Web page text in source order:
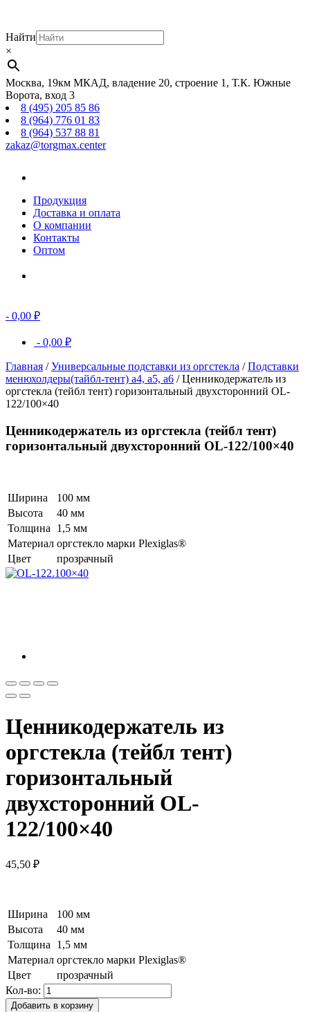
Найти
×
Москва, 19км МКАД, владение 20, строение 1, Т.К. Южные
Ворота, вход 3
8 (495) 205 85 86
8 (964) 776 01 83
8 (964) 537 88 81
zakaz@torgmax.center
Продукция
Доставка и оплата
О компании
Контакты
Оптом
- 0,00 ₽
- 0,00 ₽
Главная /Универсальные подставки из оргстекла /Подставки
менюхолдеры(тайбл-тент) а4, а5, а6 / Ценникодержатель из
оргстекла (тейбл тент) горизонтальный двухсторонний OL-
122/100×40
Ценникодержатель из оргстекла (тейбл тент)
горизонтальный двухсторонний OL-122/100×40
Ширина
100 мм
Высота
40 мм
Толщина 1,5 мм
Материал оргстекло марки Plexiglas®
Цвет
прозрачный
Ценникодержатель из
оргстекла (тейбл тент)
горизонтальный
двухсторонний OL-
122/100×40
45,50 ₽
Ширина
100 мм
Высота
40 мм
Толщина
1,5 мм
Материал оргстекло марки Plexiglas®
Цвет
прозрачный
Кол-во:
Добавить в корзину